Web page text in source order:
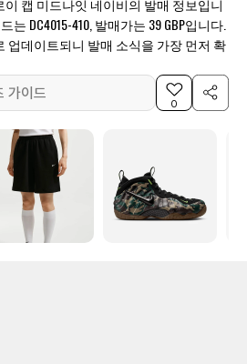
캡 미드나잇 네이비의 발매 정보입니
DC4015-410, 발매가는 39 GBP입니다.
업데이트되니 발매 소식을 가장 먼저 확
가이드
0